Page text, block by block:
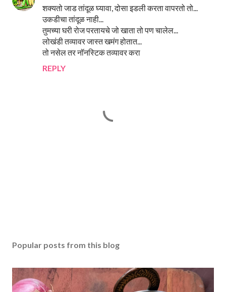
शक्यतो जाड तांदूळ घ्यावा, दोसा इडली करता वापरतो तो...
उकडीचा तांदूळ नाही...
तुमच्या घरी रोज परतायचे जो खाता तो पण चालेल...
लोखंडी तव्यावर जास्त खमंग होतात...
तो नसेल तर नॉनस्टिक तव्यावर करा
REPLY
s
C
o
Popular posts from this blog